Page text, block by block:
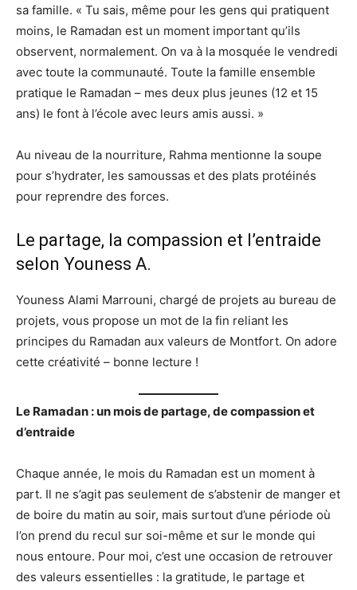
sa famille. « Tu sais, même pour les gens qui pratiquent
moins, le Ramadan est un moment important qu’ils
observent, normalement. On va à la mosquée le vendredi
avec toute la communauté. Toute la famille ensemble
pratique le Ramadan – mes deux plus jeunes (12 et 15
ans) le font à l’école avec leurs amis aussi. »
Au niveau de la nourriture, Rahma mentionne la soupe
pour s’hydrater, les samoussas et des plats protéinés
pour reprendre des forces.
Le partage, la compassion et l’entraide
selon Youness A.
Youness Alami Marrouni, chargé de projets au bureau de
projets, vous propose un mot de la fin reliant les
principes du Ramadan aux valeurs de Montfort. On adore
cette créativité – bonne lecture !
Le Ramadan : un mois de partage, de compassion et
d’entraide
Chaque année, le mois du Ramadan est un moment à
part. Il ne s’agit pas seulement de s’abstenir de manger et
de boire du matin au soir, mais surtout d’une période où
l’on prend du recul sur soi-même et sur le monde qui
nous entoure. Pour moi, c’est une occasion de retrouver
des valeurs essentielles : la gratitude, le partage et